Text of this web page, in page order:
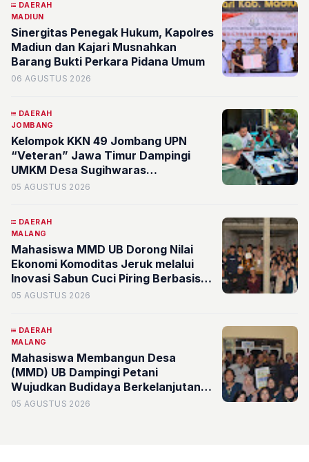
DAERAH
MADIUN
Sinergitas Penegak Hukum, Kapolres
Madiun dan Kajari Musnahkan
Barang Bukti Perkara Pidana Umum
06 AGUSTUS 2026
DAERAH
JOMBANG
Kelompok KKN 49 Jombang UPN
“Veteran” Jawa Timur Dampingi
UMKM Desa Sugihwaras
Kembangkan Branding Digital
05 AGUSTUS 2026
DAERAH
MALANG
Mahasiswa MMD UB Dorong Nilai
Ekonomi Komoditas Jeruk melalui
Inovasi Sabun Cuci Piring Berbasis
Limbah Kulit Jeruk di Desa
05 AGUSTUS 2026
DAERAH
MALANG
Mahasiswa Membangun Desa
(MMD) UB Dampingi Petani
Wujudkan Budidaya Berkelanjutan
melalui Identifikasi Kesehatan Tanah
05 AGUSTUS 2026